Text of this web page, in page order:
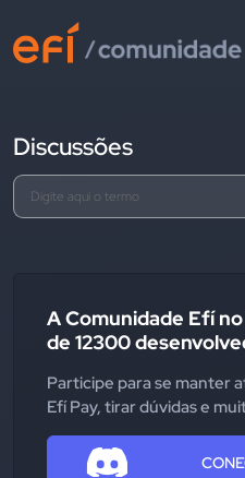
Discussões
A Comunidade Efí
de 12300
Participe para se manter
Efí Pay, tirar dúvidas e